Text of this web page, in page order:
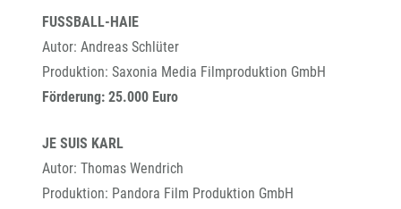
FUSSBALL-HAIE
Autor: Andreas Schlüter
Produktion: Saxonia Media Filmproduktion GmbH
Förderung: 25.000 Euro
JE SUIS KARL
Autor: Thomas Wendrich
Produktion: Pandora Film Produktion GmbH